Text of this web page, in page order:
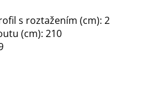
s roztažením (cm): 2
(cm): 210